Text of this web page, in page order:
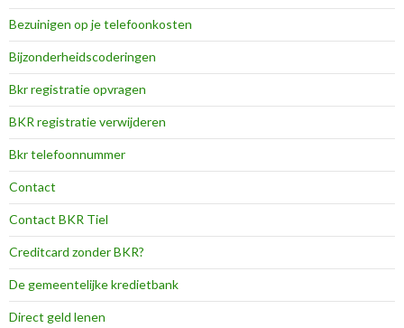
Bezuinigen op je telefoonkosten
Bijzonderheidscoderingen
Bkr registratie opvragen
BKR registratie verwijderen
Bkr telefoonnummer
Contact
Contact BKR Tiel
Creditcard zonder BKR?
De gemeentelijke kredietbank
Direct geld lenen